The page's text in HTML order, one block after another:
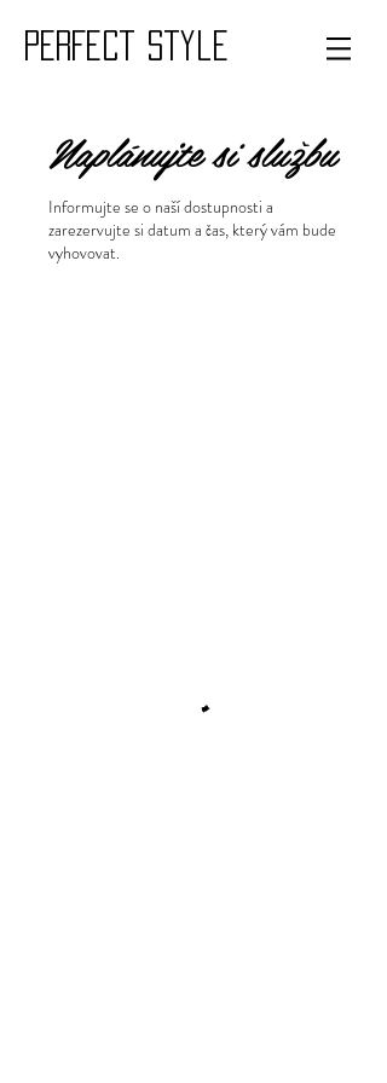
PERFECT style
Naplánujte si službu
Informujte se o naší dostupnosti a
zarezervujte si datum a čas, který vám bude
vyhovovat.